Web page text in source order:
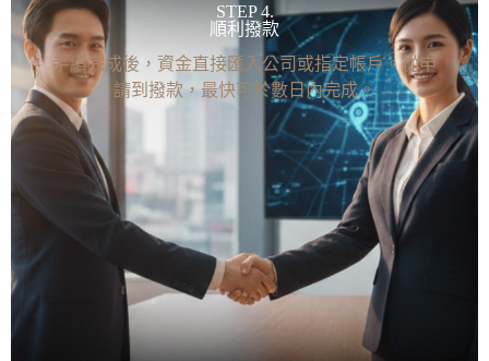
STEP 4.
順利撥款
手續完成後，資金直接匯入公司或指定帳戶。從申
請到撥款，最快可於數日內完成。